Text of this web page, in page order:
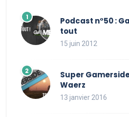
Podcast n°50 :
tout
15 juin 2012
Super
Waerz
13 janvier 2016